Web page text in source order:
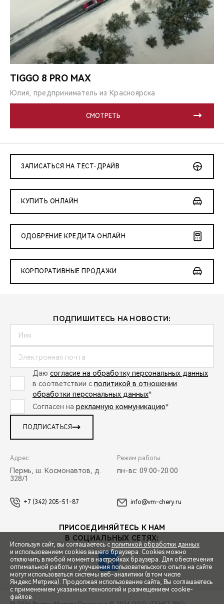
СПЕЦПРЕДЛОЖЕНИЯ
TIGGO 8 PRO MAX
Юлия, предприниматель из Красноярска
СМОТРЕТЬ
ЗАПИСАТЬСЯ НА ТЕСТ-ДРАЙВ
КУПИТЬ ОНЛАЙН
ОДОБРЕНИЕ КРЕДИТА ОНЛАЙН
КОРПОРАТИВНЫЕ ПРОДАЖИ
ПОДПИШИТЕСЬ НА НОВОСТИ:
Даю согласие на обработку персональных данных
в соответствии с политикой в отношении
обработки персональных данных*
Согласен на рекламную коммуникацию*
ПОДПИСАТЬСЯ
Адрес:
Пермь, ш. Космонавтов, д.
328/1
Режим работы:
пн-вс: 09:00-20:00
+7 (342) 205-51-87 info@vm-chery.ru
ПРИСОЕДИНЯЙТЕСЬ К НАМ
В СОЦИАЛЬНЫХ СЕТЯХ:
Используя сайт, вы соглашаетесь с политикой обработки данных
и использованием cookies вашего браузера. Cookies можно
отключить в любой момент в настройках браузера. Для обеспечения
оптимальной работы и улучшения пользовательского опыта на сайте
могут использоваться системы веб-аналитики (в том числе
Яндекс.Метрика). Продолжая использование сайта, Вы соглашаетесь
с применением указанных технологий и размещением cookie-
файлов.